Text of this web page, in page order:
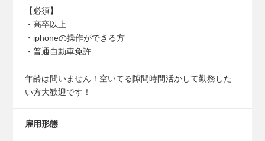
【必須】
・高卒以上
・iphoneの操作ができる方
・普通自動車免許
年齢は問いません！空いてる隙間時間活かして勤務した
い方大歓迎です！
雇用形態